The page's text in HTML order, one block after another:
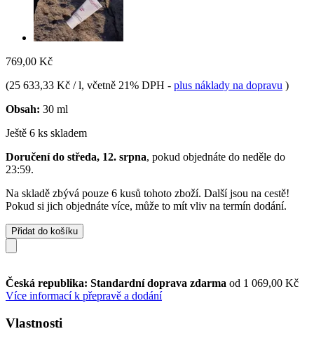
769,00 Kč
(25 633,33 Kč / l, včetně 21% DPH - plus náklady na dopravu )
Obsah: 30 ml
Ještě 6 ks skladem
Doručení do středa, 12. srpna, pokud objednáte do neděle do
23:59.
Na skladě zbývá pouze 6 kusů tohoto zboží. Další jsou na cestě!
Pokud si jich objednáte více, může to mít vliv na termín dodání.
Přidat do košíku
Česká republika: Standardní doprava zdarma od 1 069,00 Kč
Více informací k přepravě a dodání
Vlastnosti